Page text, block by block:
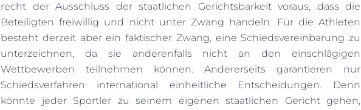
recht der Ausschluss der staatlichen Gerichtsbarkeit voraus, dass die
Beteiligten freiwillig und nicht unter Zwang handeln. Für die Athleten
besteht derzeit aber ein faktischer Zwang, eine Schiedsvereinbarung zu
unterzeichnen, da sie anderenfalls nicht an den einschlägigen
Wettbewerben teilnehmen können. Andererseits garantieren nur
Schiedsverfahren international einheitliche Entscheidungen. Denn
könnte jeder Sportler zu seinem eigenen staatlichen Gericht gehen,